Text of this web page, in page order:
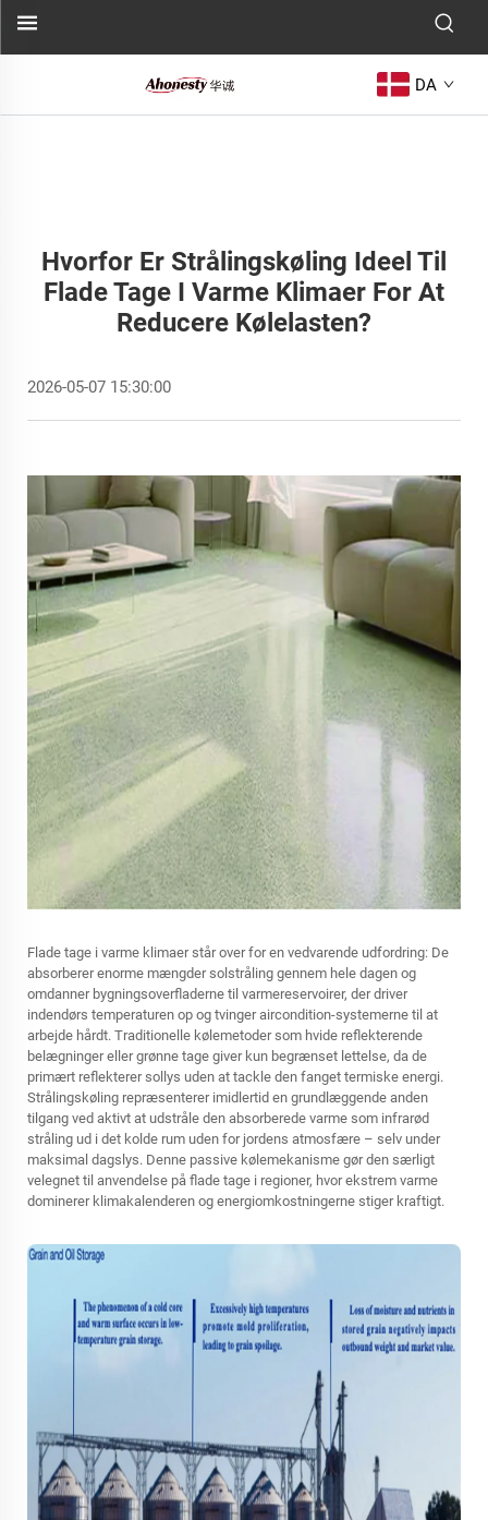
DA
Hvorfor Er Strålingskøling Ideel Til
Flade Tage I Varme Klimaer For At
Reducere Kølelasten?
2026-05-07 15:30:00
Flade tage i varme klimaer står over for en vedvarende udfordring: De
absorberer enorme mængder solstråling gennem hele dagen og
omdanner bygningsoverfladerne til varmereservoirer, der driver
indendørs temperaturen op og tvinger aircondition-systemerne til at
arbejde hårdt. Traditionelle kølemetoder som hvide reflekterende
belægninger eller grønne tage giver kun begrænset lettelse, da de
primært reflekterer sollys uden at tackle den fanget termiske energi.
Strålingskøling repræsenterer imidlertid en grundlæggende anden
tilgang ved aktivt at udstråle den absorberede varme som infrarød
stråling ud i det kolde rum uden for jordens atmosfære – selv under
maksimal dagslys. Denne passive kølemekanisme gør den særligt
velegnet til anvendelse på flade tage i regioner, hvor ekstrem varme
dominerer klimakalenderen og energiomkostningerne stiger kraftigt.